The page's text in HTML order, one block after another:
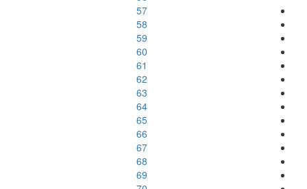
57
58
59
60
61
62
63
64
65
66
67
68
69